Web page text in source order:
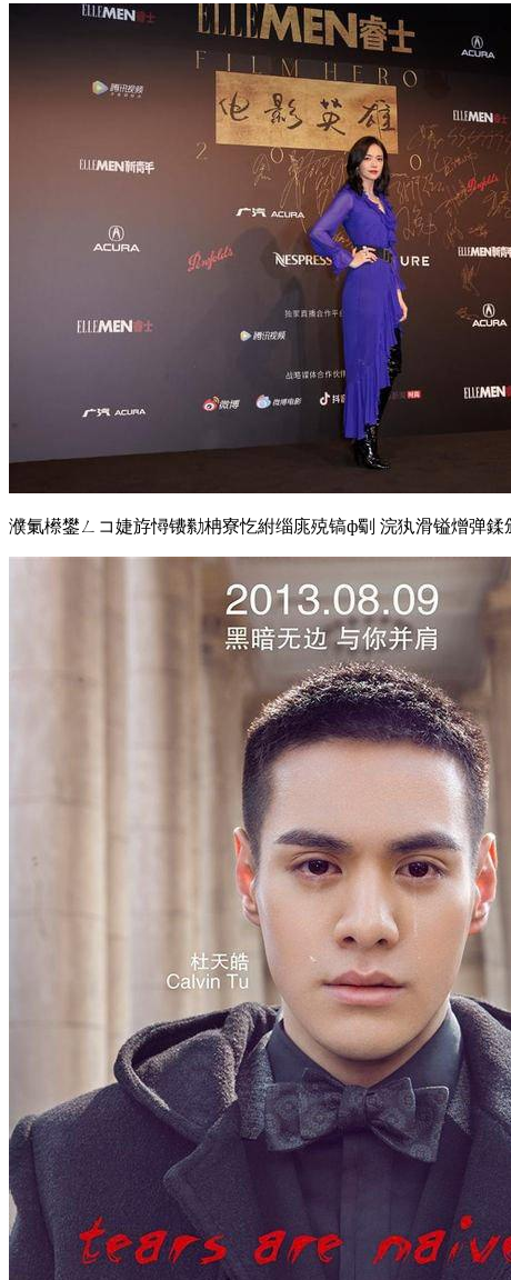
濮氭櫒鐢ㄥコ婕斿憳镄勬柟寮忔紨缁庣殑镐ф劅 浣犱滑镒熷弹鍒